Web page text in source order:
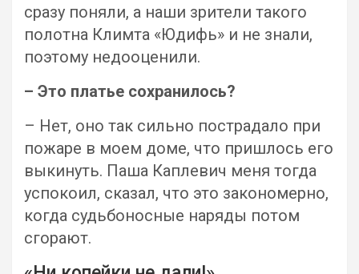
сразу поняли, а наши зрители такого
полотна Климта «Юдифь» и не знали,
поэтому недооценили.
– Это платье сохранилось?
– Нет, оно так сильно пострадало при
пожаре в моем доме, что пришлось его
выкинуть. Паша Каплевич меня тогда
успокоил, сказал, что это закономерно,
когда судьбоносные наряды потом
сгорают.